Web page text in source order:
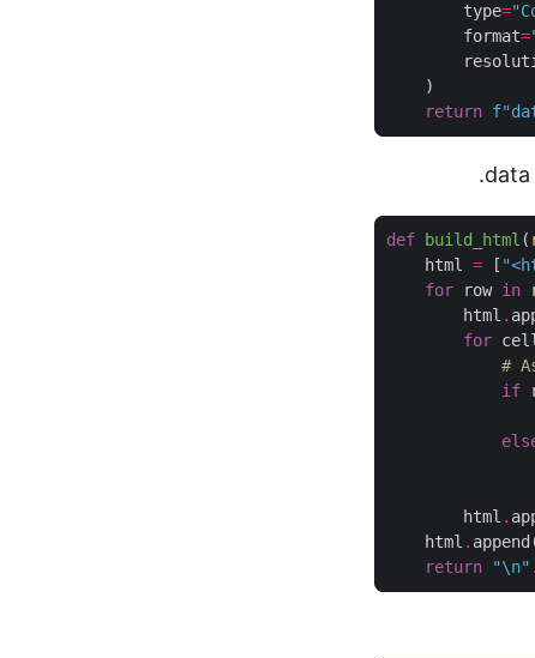
        type
=
        format
=
return f
def build_html (
    html
= [
for row in
        html
.
for
#
if
        html
.
    html
.
return
"\n" .